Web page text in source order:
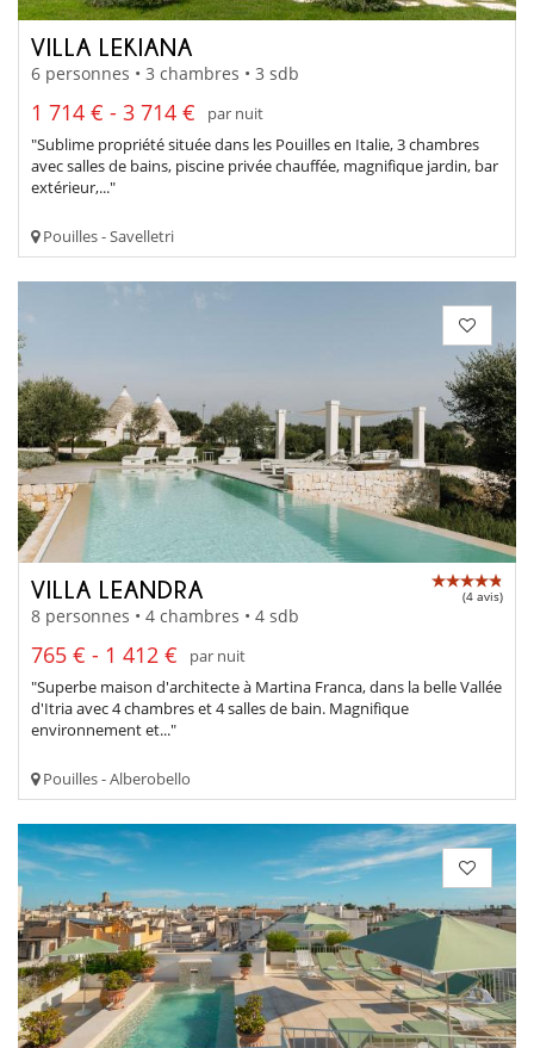
VILLA LEKIANA
6 personnes • 3 chambres • 3 sdb
1 714 € - 3 714 €
par nuit
"Sublime propriété située dans les Pouilles en Italie, 3 chambres
avec salles de bains, piscine privée chauffée, magnifique jardin, bar
extérieur,..."
Pouilles - Savelletri
VILLA LEANDRA (4 avis)
8 personnes • 4 chambres • 4 sdb
765 € - 1 412 €
par nuit
"Superbe maison d'architecte à Martina Franca, dans la belle Vallée
d'Itria avec 4 chambres et 4 salles de bain. Magnifique
environnement et..."
Pouilles - Alberobello